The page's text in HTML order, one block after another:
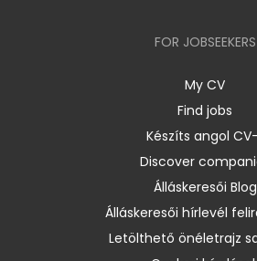
FOR JOBSEEKERS
My CV
Find jobs
Készíts angol
Discover
Álláskeresői Blog
Álláskeresői hírlevél
Letölthető önéletrajz